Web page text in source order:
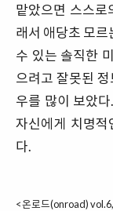
맡았으면 스스
래서 애당초 모
수 있는 솔직한
으려고 잘못된
우를 많이 보았
자신에게 치명
다.
<온로드(onroad)